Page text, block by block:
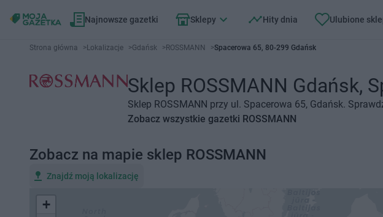
Najnowsze gazetki Sklepy Hity dnia Ulubione
Strona główna >Lokalizacje >Gdańsk >ROSSMANN >Spacerowa 65, 80-299 Gdańsk
Sklep ROSSMANN Gdańsk,
Sklep ROSSMANN przy ul. Spacerowa 65, Gdańsk.
Zobacz wszystkie gazetki ROSSMANN
Zobacz na mapie sklep ROSSMANN
Znajdź moją lokalizację
+